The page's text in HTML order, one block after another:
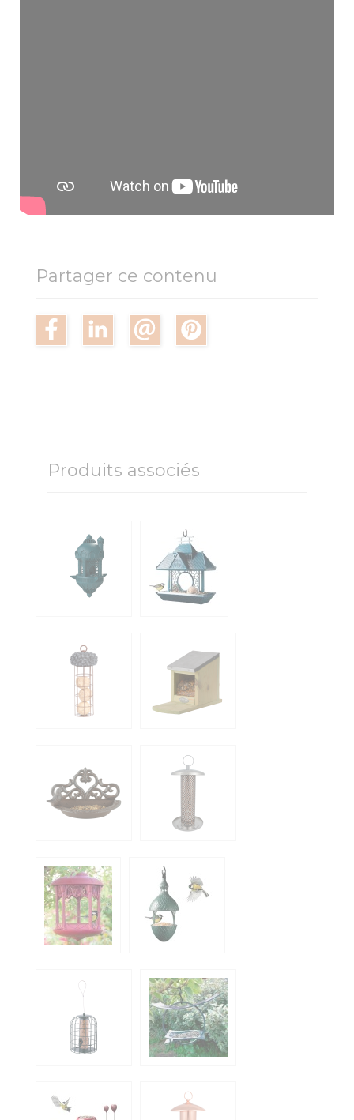
Partager ce contenu
Produits associés